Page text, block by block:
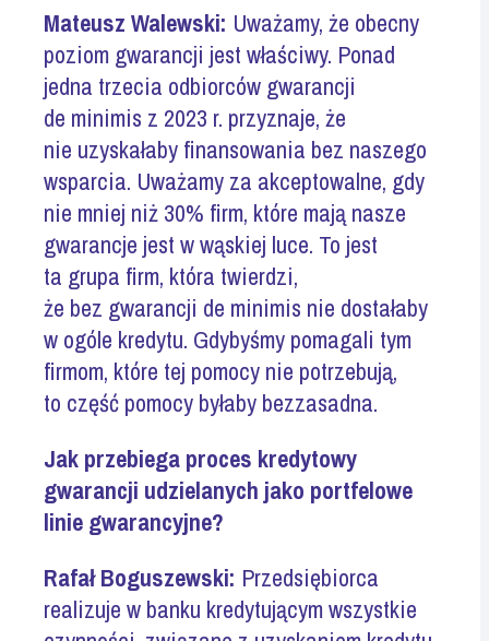
Mateusz Walewski: Uważamy, że obecny
poziom gwarancji jest właściwy. Ponad
jedna trzecia odbiorców gwarancji
de minimis z 2023 r. przyznaje, że
nie uzyskałaby finansowania bez naszego
wsparcia. Uważamy za akceptowalne, gdy
nie mniej niż 30% firm, które mają nasze
gwarancje jest w wąskiej luce. To jest
ta grupa firm, która twierdzi,
że bez gwarancji de minimis nie dostałaby
w ogóle kredytu. Gdybyśmy pomagali tym
firmom, które tej pomocy nie potrzebują,
to część pomocy byłaby bezzasadna.
Jak przebiega proces kredytowy
gwarancji udzielanych jako portfelowe
linie gwarancyjne?
Rafał Boguszewski: Przedsiębiorca
realizuje w banku kredytującym wszystkie